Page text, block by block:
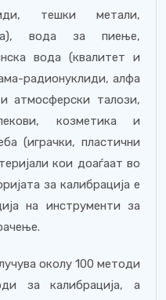
тешки метали,
вода за пиење,
вода (квалитет и
радионуклиди, алфа
атмосферски талози,
козметика и
(играчки, пластични
кои доаѓаат во
за калибрација е
на инструменти за
околу 100 методи
за калибрација, а